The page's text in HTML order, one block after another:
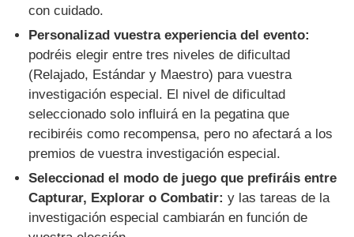
con cuidado.
Personalizad vuestra experiencia del evento:
podréis elegir entre tres niveles de dificultad
(Relajado, Estándar y Maestro) para vuestra
investigación especial. El nivel de dificultad
seleccionado solo influirá en la pegatina que
recibiréis como recompensa, pero no afectará a los
premios de vuestra investigación especial.
Seleccionad el modo de juego que prefiráis entre
Capturar, Explorar o Combatir: y las tareas de la
investigación especial cambiarán en función de